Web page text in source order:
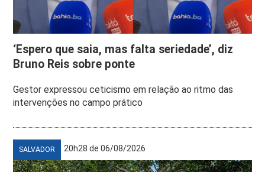
‘Espero que saia, mas falta seriedade’, diz
Bruno Reis sobre ponte
Gestor expressou ceticismo em relação ao ritmo das
intervenções no campo prático
SALVADOR 20h28 de 06/08/2026